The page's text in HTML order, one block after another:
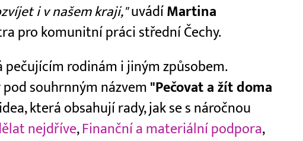
i v našem kraji,"uvádí Martina
pro komunitní práci střední Čechy.
pečujícím rodinám i jiným způsobem.
souhrnným názvem "Pečovat a žít doma
která obsahují rady, jak se s náročnou
nejdříve, Finanční a materiální podpora,